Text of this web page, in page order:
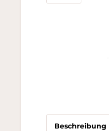
Beschreibung